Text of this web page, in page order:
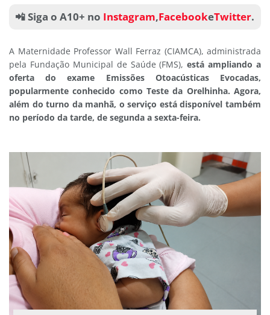
📲 Siga o A10+ no Instagram,FacebookeTwitter.
A Maternidade Professor Wall Ferraz (CIAMCA), administrada
pela Fundação Municipal de Saúde (FMS), está ampliando a
oferta do exame Emissões Otoacústicas Evocadas,
popularmente conhecido como Teste da Orelhinha. Agora,
além do turno da manhã, o serviço está disponível também
no período da tarde, de segunda a sexta-feira.